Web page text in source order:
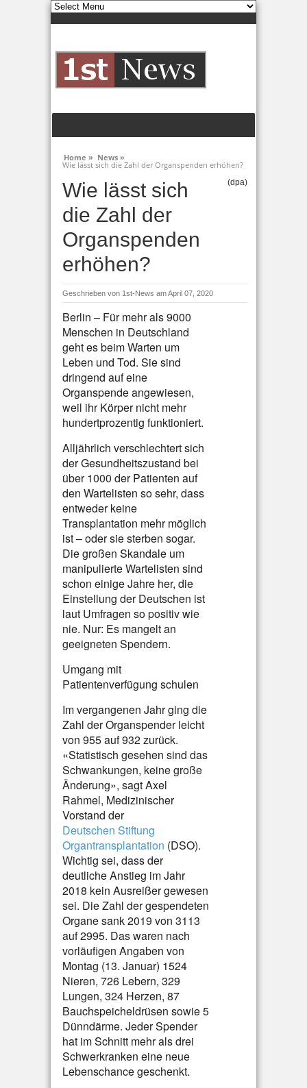
Home » News »
Wie lässt sich die Zahl der Organspenden erhöhen?
Wie lässt sich
die Zahl der
Organspenden
erhöhen?
(dpa)
Geschrieben von 1st-News am April 07, 2020
Berlin – Für mehr als 9000
Menschen in Deutschland
geht es beim Warten um
Leben und Tod. Sie sind
dringend auf eine
Organspende angewiesen,
weil ihr Körper nicht mehr
hundertprozentig funktioniert.
Alljährlich verschlechtert sich
der Gesundheitszustand bei
über 1000 der Patienten auf
den Wartelisten so sehr, dass
entweder keine
Transplantation mehr möglich
ist – oder sie sterben sogar.
Die großen Skandale um
manipulierte Wartelisten sind
schon einige Jahre her, die
Einstellung der Deutschen ist
laut Umfragen so positiv wie
nie. Nur: Es mangelt an
geeigneten Spendern.
Umgang mit
Patientenverfügung schulen
Im vergangenen Jahr ging die
Zahl der Organspender leicht
von 955 auf 932 zurück.
«Statistisch gesehen sind das
Schwankungen, keine große
Änderung», sagt Axel
Rahmel, Medizinischer
Vorstand der
Deutschen Stiftung
Organtransplantation (DSO).
Wichtig sei, dass der
deutliche Anstieg im Jahr
2018 kein Ausreißer gewesen
sei. Die Zahl der gespendeten
Organe sank 2019 von 3113
auf 2995. Das waren nach
vorläufigen Angaben von
Montag (13. Januar) 1524
Nieren, 726 Lebern, 329
Lungen, 324 Herzen, 87
Bauchspeicheldrüsen sowie 5
Dünndärme. Jeder Spender
hat im Schnitt mehr als drei
Schwerkranken eine neue
Lebenschance geschenkt.